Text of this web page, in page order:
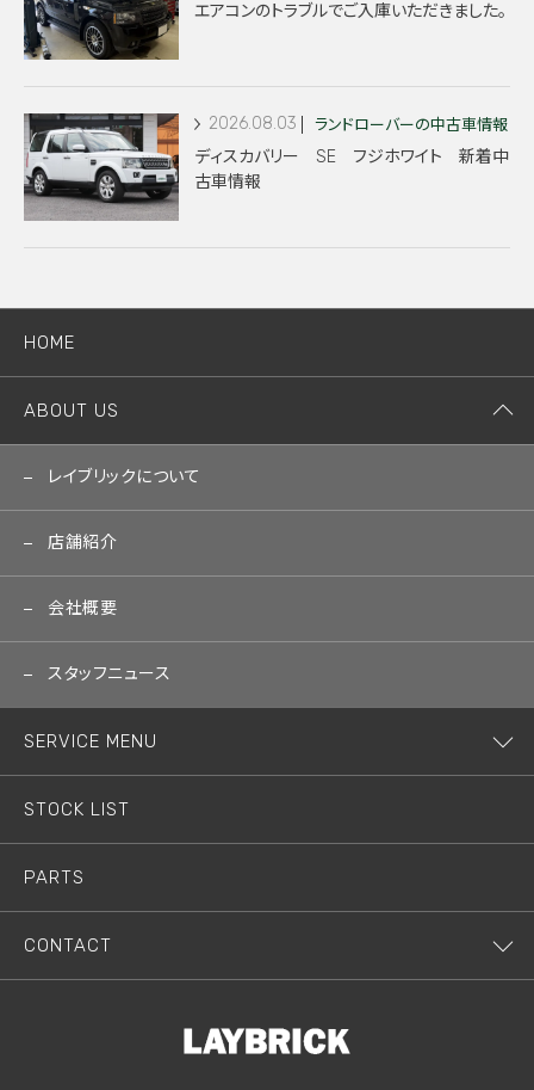
エアコンのトラブルでご入庫いただきました。
2026.08.03 ランドローバーの中古車情報
ディスカバリー SE フジホワイト 新着中
古車情報
HOME
ABOUT US
レイブリックについて
店舗紹介
会社概要
スタッフニュース
SERVICE MENU
STOCK LIST
PARTS
CONTACT